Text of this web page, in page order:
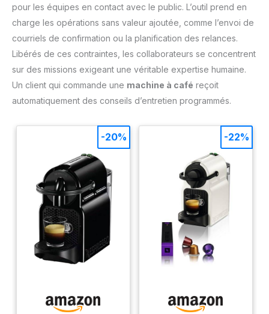
pour les équipes en contact avec le public. L’outil prend en
charge les opérations sans valeur ajoutée, comme l’envoi de
courriels de confirmation ou la planification des relances.
Libérés de ces contraintes, les collaborateurs se concentrent
sur des missions exigeant une véritable expertise humaine.
Un client qui commande une machine à café reçoit
automatiquement des conseils d’entretien programmés.
-20% -22%